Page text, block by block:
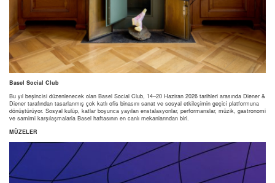
Basel Social Club
Bu yıl beşincisi düzenlenecek olan Basel Social Club, 14–20 Haziran 2026 tarihleri arasında Diener &
Diener tarafından tasarlanmış çok katlı ofis binasını sanat ve sosyal etkileşimin geçici platformuna
dönüştürüyor. Sosyal kulüp, katlar boyunca yayılan enstalasyonlar, performanslar, müzik, gastronomi
ve samimi karşılaşmalarla Basel haftasının en canlı mekanlarından biri.
MÜZELER